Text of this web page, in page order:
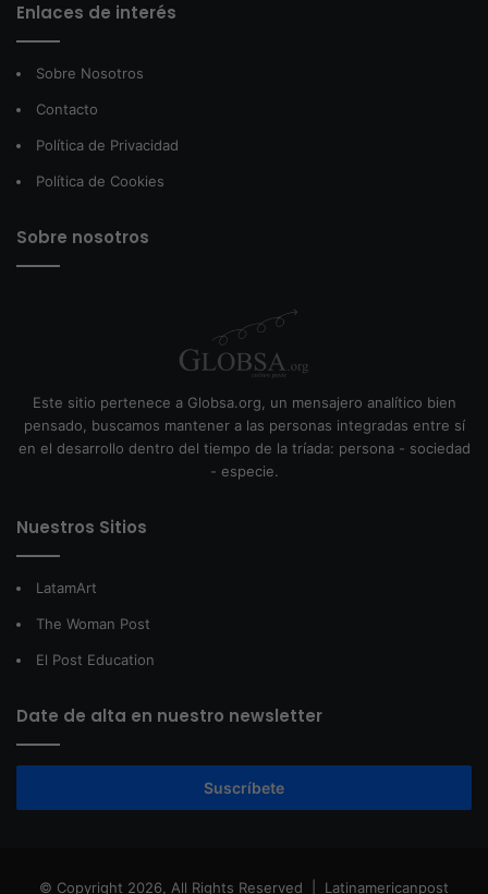
Enlaces de interés
Sobre Nosotros
Contacto
Política de Privacidad
Política de Cookies
Sobre nosotros
Este sitio pertenece a Globsa.org, un mensajero analítico bien
pensado, buscamos mantener a las personas integradas entre sí
en el desarrollo dentro del tiempo de la tríada: persona - sociedad
- especie.
Nuestros Sitios
LatamArt
The Woman Post
El Post Education
Date de alta en nuestro newsletter
Suscríbete
© Copyright 2026, All Rights Reserved | Latinamericanpost